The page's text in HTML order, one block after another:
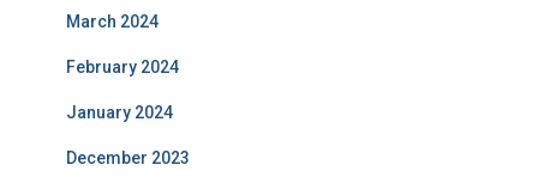
March 2024
February 2024
January 2024
December 2023